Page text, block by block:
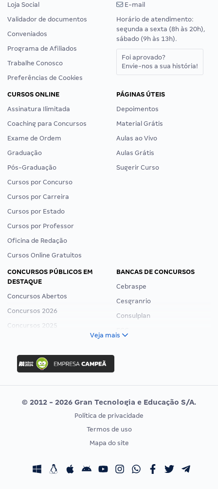
Loja Social
Validador de documentos
Conveniados
Programa de Afiliados
Trabalhe Conosco
Preferências de Cookies
E-mail
Horário de atendimento:
segunda a sexta (8h às 20h),
sábado (9h às 13h).
Foi aprovado?
Envie-nos a sua história!
CURSOS ONLINE
Assinatura Ilimitada
Coaching para Concursos
Exame de Ordem
Graduação
Pós-Graduação
Cursos por Concurso
Cursos por Carreira
Cursos por Estado
Cursos por Professor
Oficina de Redação
Cursos Online Gratuitos
PÁGINAS ÚTEIS
Depoimentos
Material Grátis
Aulas ao Vivo
Aulas Grátis
Sugerir Curso
CONCURSOS PÚBLICOS EM
DESTAQUE
Concursos Abertos
Concursos 2026
Concursos 2025
Concurso Ibama
Concurso MPU
Editais publicados
BANCAS DE CONCURSOS
Cebraspe
Cesgranrio
Consulplan
Vunesp
CONCURSOS POR PROFISSÃO
Concursos Fiscais
EXAME DE ORDEM
Calendário OAB
Veja mais
© 2012 - 2026 Gran Tecnologia e Educação S/A.
Política de privacidade
Termos de uso
Mapa do site